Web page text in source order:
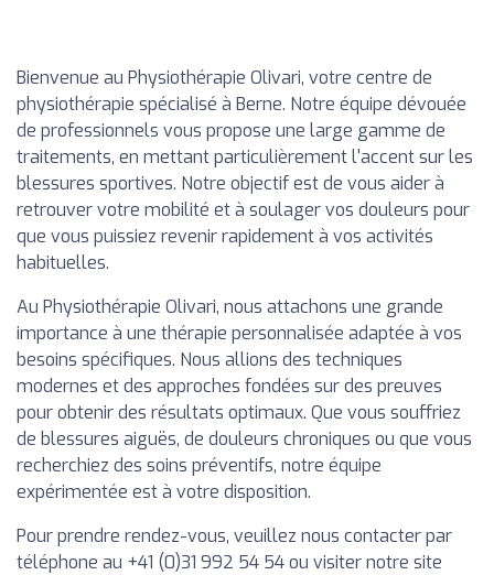
Bienvenue au Physiothérapie Olivari, votre centre de
physiothérapie spécialisé à Berne. Notre équipe dévouée
de professionnels vous propose une large gamme de
traitements, en mettant particulièrement l'accent sur les
blessures sportives. Notre objectif est de vous aider à
retrouver votre mobilité et à soulager vos douleurs pour
que vous puissiez revenir rapidement à vos activités
habituelles.
Au Physiothérapie Olivari, nous attachons une grande
importance à une thérapie personnalisée adaptée à vos
besoins spécifiques. Nous allions des techniques
modernes et des approches fondées sur des preuves
pour obtenir des résultats optimaux. Que vous souffriez
de blessures aiguës, de douleurs chroniques ou que vous
recherchiez des soins préventifs, notre équipe
expérimentée est à votre disposition.
Pour prendre rendez-vous, veuillez nous contacter par
téléphone au +41 (0)31 992 54 54 ou visiter notre site